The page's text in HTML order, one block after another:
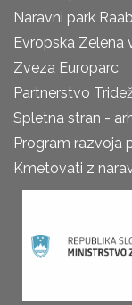
Naravni park Raab
Evropska Zelena
Zveza Europarc
Partnerstvo
Spletna stran -
Program razvoja
Kmetovati z